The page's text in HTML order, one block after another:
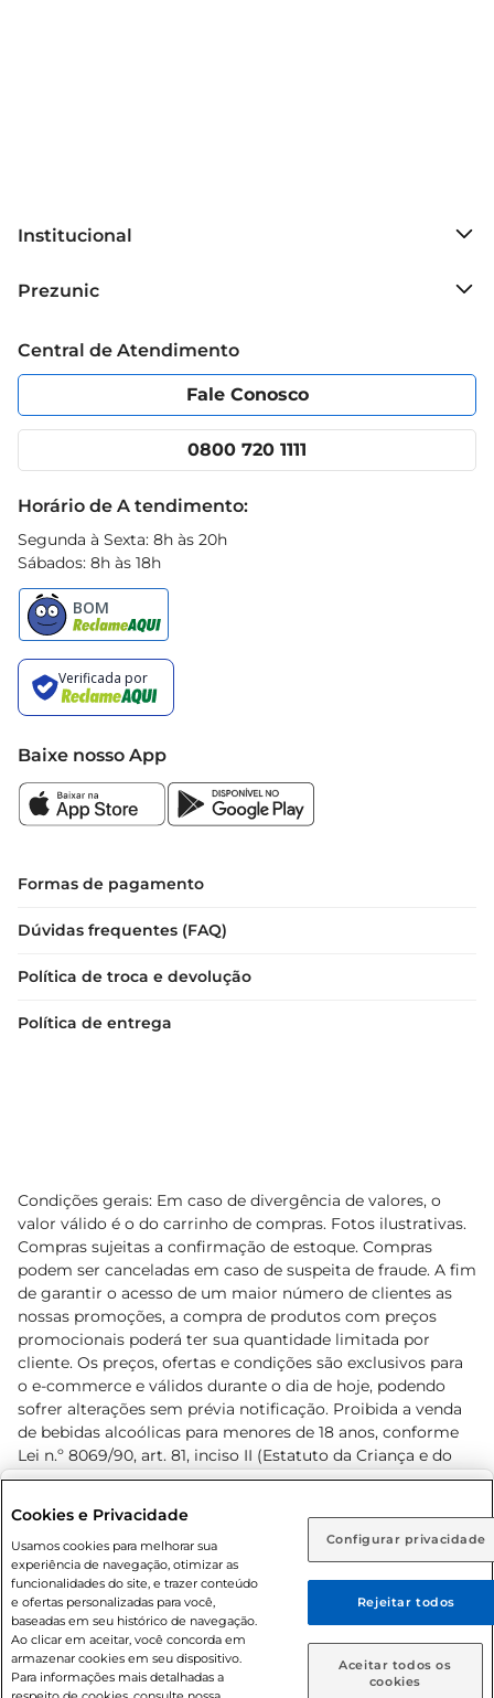
Rio de Janeiro (RJ) Goiás (GO)
Ou
Caso queira comprar online, informe como deseja receber
suas compras:
Entrega em casa Retire em Loja
Institucional
Grupo Cencosud
Política de Privacidade
Portal do fornecedor
Cencosud Media
Prezunic
Código de Ética
App Prezunic
Central de Atendimento
Fale Conosco
0800 720 1111
Horário de A tendimento:
Segunda à Sexta: 8h às 20h
Sábados: 8h às 18h
Baixe nosso App
Formas de pagamento
Dúvidas frequentes (FAQ)
Política de troca e devolução
Política de entrega
Condições gerais: Em caso de divergência de valores, o
valor válido é o do carrinho de compras. Fotos ilustrativas.
Compras sujeitas a confirmação de estoque. Compras
podem ser canceladas em caso de suspeita de fraude. A fim
de garantir o acesso de um maior número de clientes as
nossas promoções, a compra de produtos com preços
promocionais poderá ter sua quantidade limitada por
cliente. Os preços, ofertas e condições são exclusivos para
o e-commerce e válidos durante o dia de hoje, podendo
sofrer alterações sem prévia notificação. Proibida a venda
de bebidas alcoólicas para menores de 18 anos, conforme
Lei n.º 8069/90, art. 81, inciso II (Estatuto da Criança e do
Adolescente). Preços e condições exclusivos para o
prévio. O valor mínimo para as compras on-line é de R$
80,00.
© 2026 Copyright. Todos os direitos
reservados Prezunic.
Cookies e Privacidade
Usamos cookies para melhorar sua
experiência de navegação, otimizar as
funcionalidades do site, e trazer conteúdo
e ofertas personalizadas para você,
baseadas em seu histórico de navegação.
Ao clicar em aceitar, você concorda em
armazenar cookies em seu dispositivo.
Para informações mais detalhadas a
Configurar privacidade
Rejeitar todos
Aceitar todos os
cookies